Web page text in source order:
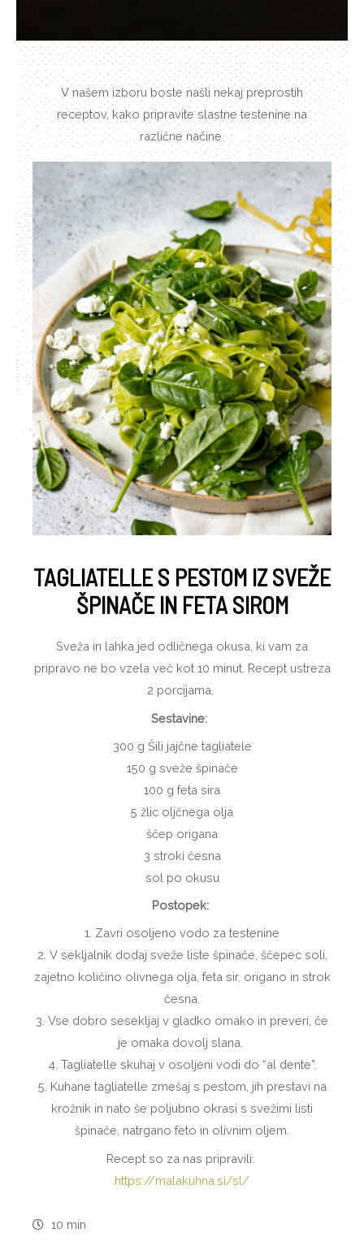
V našem izboru boste našli nekaj preprostih
receptov, kako pripravite slastne testenine na
različne načine.
TAGLIATELLE S PESTOM IZ SVEŽE
ŠPINAČE IN FETA SIROM
Sveža in lahka jed odličnega okusa, ki vam za
pripravo ne bo vzela več kot 10 minut. Recept ustreza
2 porcijama.
Sestavine:
300 g Šili jajčne tagliatele
150 g sveže špinače
100 g feta sira
5 žlic oljčnega olja
ščep origana
3 stroki česna
sol po okusu
Postopek:
1. Zavri osoljeno vodo za testenine
2. V sekljalnik dodaj sveže liste špinače, ščepec soli,
zajetno količino olivnega olja, feta sir, origano in strok
česna.
3. Vse dobro sesekljaj v gladko omako in preveri, če
je omaka dovolj slana.
4. Tagliatelle skuhaj v osoljeni vodi do “al dente”.
5. Kuhane tagliatelle zmešaj s pestom, jih prestavi na
krožnik in nato še poljubno okrasi s svežimi listi
špinače, natrgano feto in olivnim oljem.
Recept so za nas pripravili:
https://malakuhna.si/sl/
10 min